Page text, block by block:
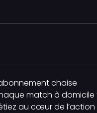
chaise
match à
au cœur de l’action